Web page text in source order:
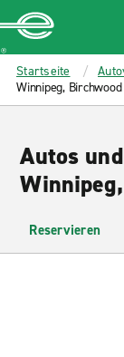
MAIN
CONTENT
Enterprise
Startseite
Winnipeg,
Autos
Reservieren